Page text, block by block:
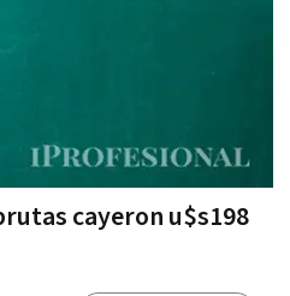
cayeron u$s198